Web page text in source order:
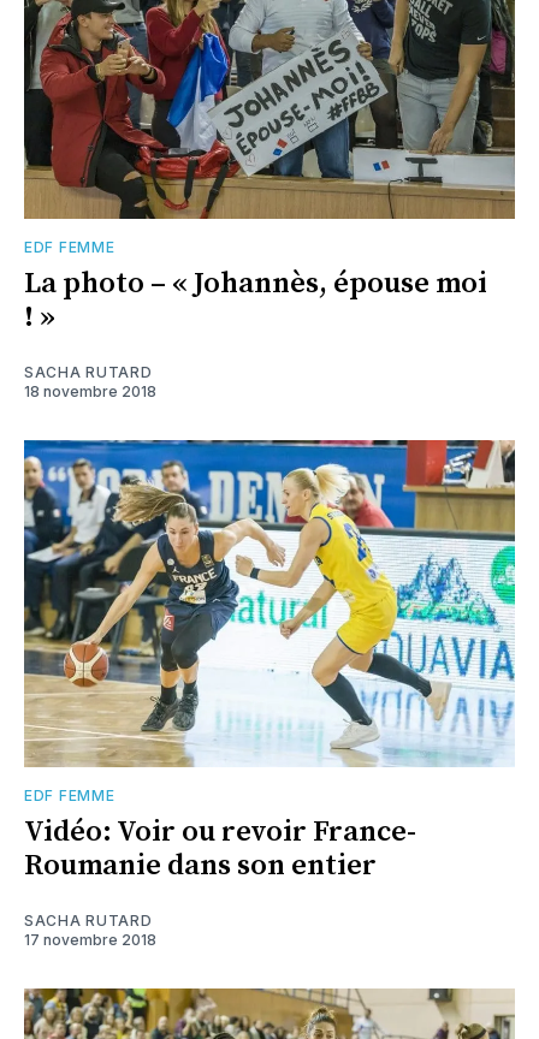
EDF FEMME
La photo – « Johannès, épouse moi
! »
SACHA RUTARD
18 novembre 2018
EDF FEMME
Vidéo: Voir ou revoir France-
Roumanie dans son entier
SACHA RUTARD
17 novembre 2018